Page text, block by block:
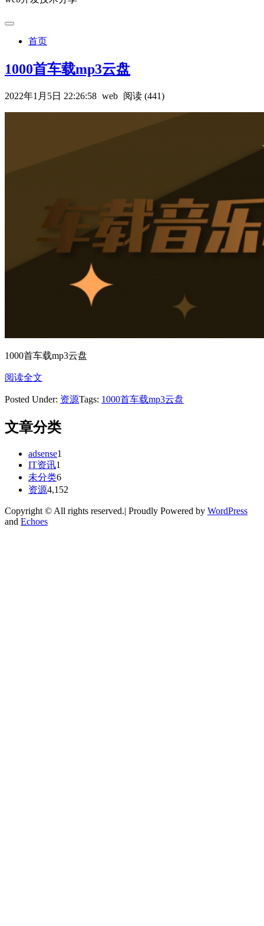
首页
1000首车载mp3云盘
2022年1月5日 22:26:58 web 阅读 (441)
1000首车载mp3云盘
阅读全文
Posted Under: 资源Tags: 1000首车载mp3云盘
文章分类
adsense1
IT资讯1
未分类6
资源4,152
Copyright © All rights reserved.| Proudly Powered by WordPress
and Echoes